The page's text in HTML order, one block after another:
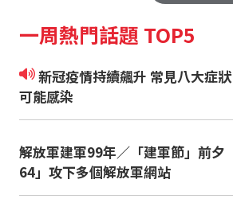
一周熱門話題 TOP5
新冠疫情持續飆升 常見八大症狀 沒發燒也
可能感染
解放軍建軍99年／「建軍節」前夕
64」攻下多個解放軍網站